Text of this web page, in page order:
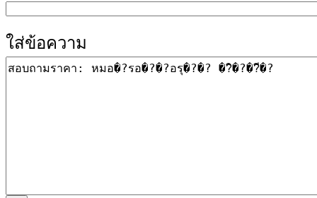
ใส่ข้อความ